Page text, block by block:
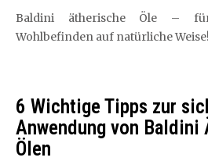
Baldini ätherische Öle –
Wohlbefinden auf natürliche Weise!
6 Wichtige Tipps zur
Anwendung von Baldini
Ölen